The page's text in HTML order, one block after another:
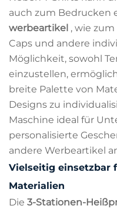
auch zum Bedrucken
werbeartikel , wie
Caps und andere
Möglichkeit, sowohl
einzustellen,
breite Palette von
Designs zu
Maschine ideal für
personalisierte
andere Werbeartikel
Vielseitig einsetzbar
Materialien
Die 3-Stationen-